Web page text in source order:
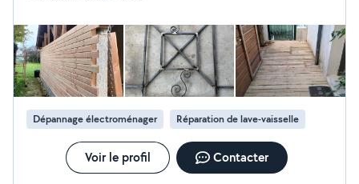
Dépannage électroménager Réparation de lave-vaisselle
Voir le profil Contacter